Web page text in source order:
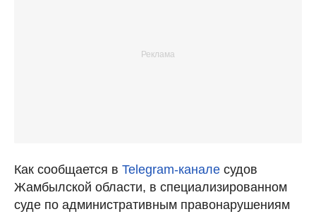
Как сообщается в Telegram-канале судов
Жамбылской области, в специализированном
суде по административным правонарушениям